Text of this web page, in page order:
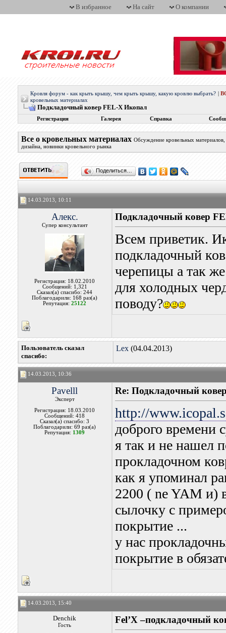
В избранное На сайт О компании
Кровля форум - как крыть крышу, чем крыть крышу, какую кровлю выбрать?
кровельных материалах
Подкладочный ковер FEL-X Икопал
Регистрация Галерея Справка
Все о кровельных материалах Обсуждение кровельных
дизайна, новинки кровельного рынка
Поделиться…
14.03.2013, 10:11
Алекс.
Супер консультант
Регистрация: 18.02.2010
Сообщений: 1,321
Сказал(а) спасибо: 244
Поблагодарили: 168 раз(а)
Репутация:25122
Подкладочный ковер
Всем приветик.
подкладочный
черепицы а так
для холодных
поводу?
Пользователь сказал
cпасибо:
Lex(04.04.2013)
14.03.2013, 10:36
Pavelll
Эксперт
Регистрация: 18.03.2010
Сообщений: 418
Сказал(а) спасибо: 3
Поблагодарили: 69 раз(а)
Репутация: 1309
Re: Подкладочный
http://
доброго времени
я так и не нашел
прокладочном
как я упоминал
2200 ( ne YAM и)
сылочку с
покрытие ...
у нас
покрытие в
14.03.2013, 15:40
Denchik
Гость
Fel’X –подкладочный